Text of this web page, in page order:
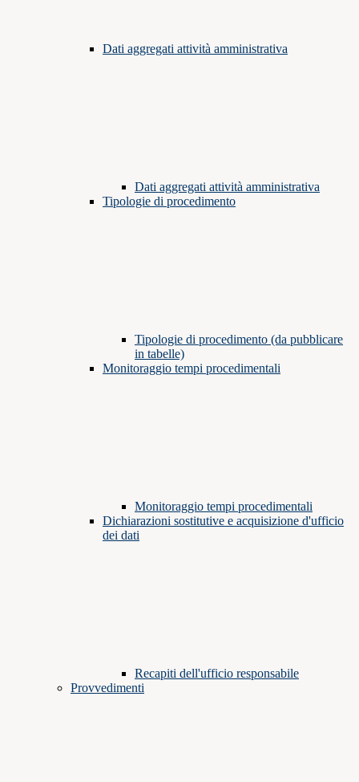
Dati aggregati attività amministrativa
Dati aggregati attività amministrativa
Tipologie di procedimento
Tipologie di procedimento (da pubblicare
in tabelle)
Monitoraggio tempi procedimentali
Monitoraggio tempi procedimentali
Dichiarazioni sostitutive e acquisizione d'ufficio
dei dati
Recapiti dell'ufficio responsabile
Provvedimenti